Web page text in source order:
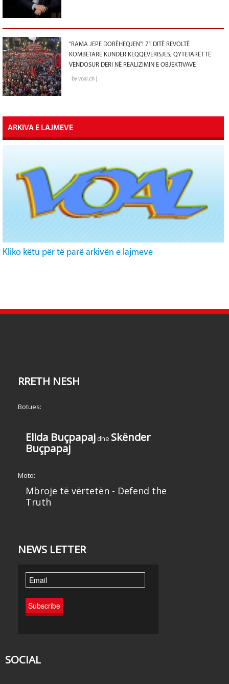
“RAMA JEPE DORËHEQJEN”! 71 DITË REVOLTË
KOMBËTARE KUNDËR KEQQEVERISJES, QYTETARËT TË
VENDOSUR DERI NË REALIZIMIN E OBJEKTIVAVE
by voal.ch |
ARKIVA E LAJMEVE
Kliko këtu për të parë arkivën e lajmeve
RRETH NESH
Botues:
Elida Buçpapaj dhe Skënder
Buçpapaj
Moto:
Mbroje të vërtetën - Defend the
Truth
NEWS LETTER
SOCIAL